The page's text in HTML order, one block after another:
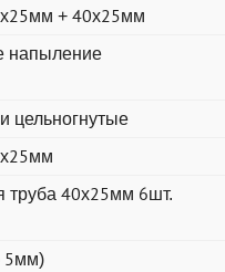
+ 40х25мм
напыление
цельногнутые
40х25мм 6шт.
5мм)